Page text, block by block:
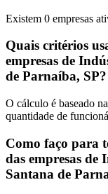
Existem 0 empresas
Quais critérios
empresas de
de Parnaíba, SP?
O cálculo é baseado
quantidade de
Como faço para
das empresas
Santana de